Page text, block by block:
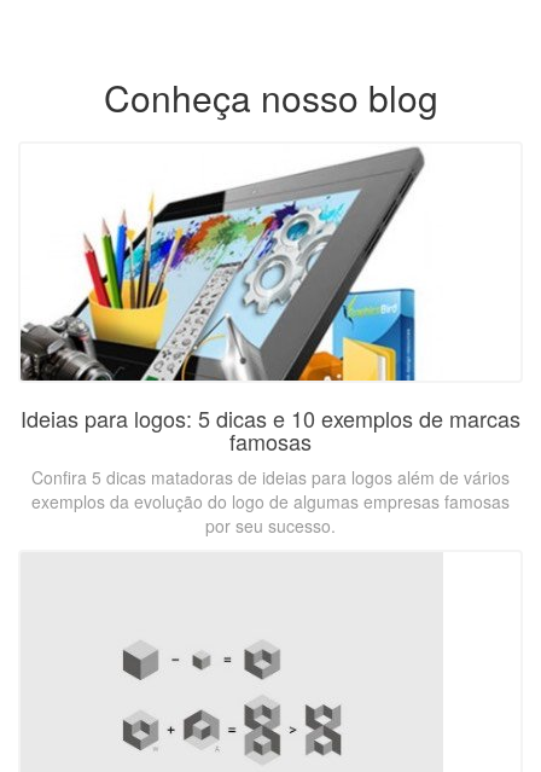
Conheça nosso blog
Ideias para logos: 5 dicas e 10 exemplos de marcas
famosas
Confira 5 dicas matadoras de ideias para logos além de vários
exemplos da evolução do logo de algumas empresas famosas
por seu sucesso.